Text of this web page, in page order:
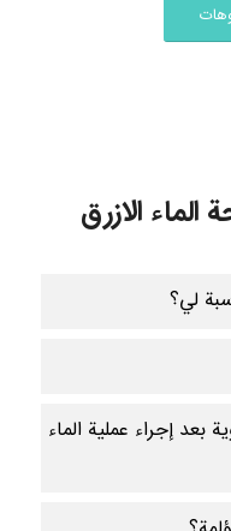
الازرق
لي؟
بعد إجراء عملية الماء